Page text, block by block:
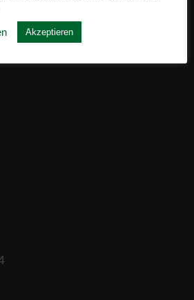
Akzeptieren